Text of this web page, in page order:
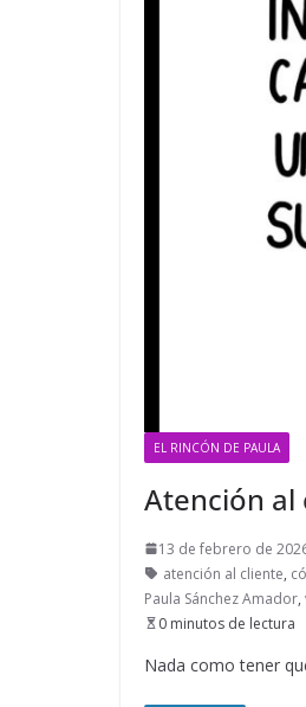
EL RINCÓN DE PAULA
Atención al
13 de febrero de
atención al cliente,
Paula Sánchez Amador,
0 minutos de lectura
Nada como tener